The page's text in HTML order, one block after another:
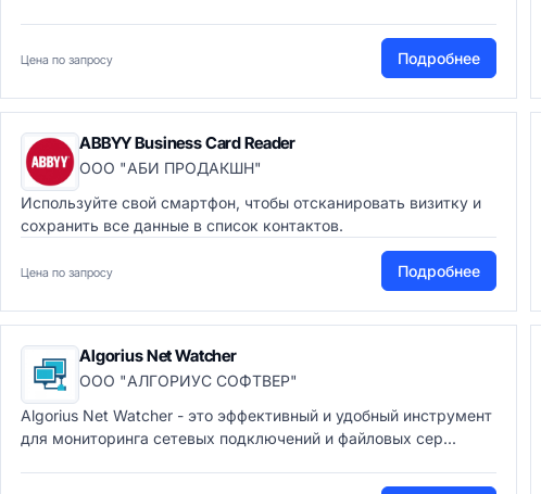
Цена по запросу Подробнее
ABBYY Business Card Reader
ООО "АБИ ПРОДАКШН"
Используйте свой смартфон, чтобы отсканировать визитку и
сохранить все данные в список контактов.
Цена по запросу Подробнее
Algorius Net Watcher
ООО "АЛГОРИУС СОФТВЕР"
Algorius Net Watcher - это эффективный и удобный инструмент
для мониторинга сетевых подключений и файловых сер...